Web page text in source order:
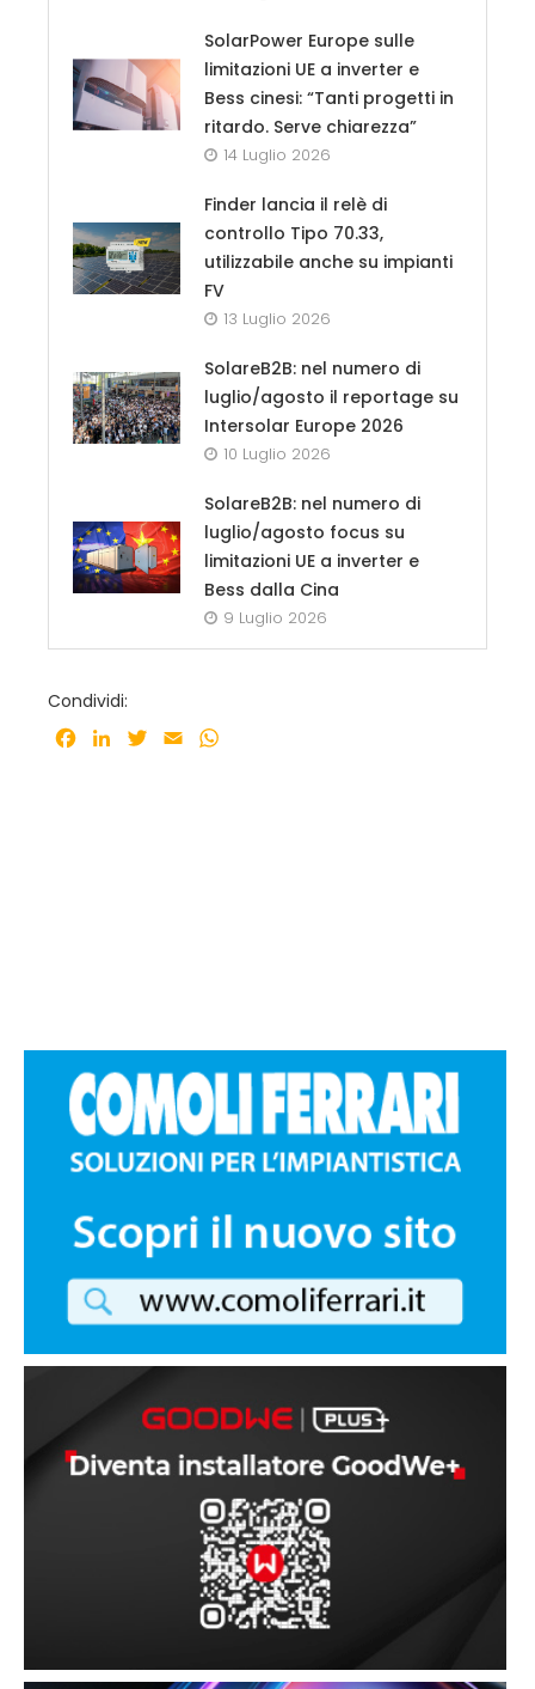
SolarPower Europe sulle
limitazioni UE a inverter e
Bess cinesi: “Tanti progetti in
ritardo. Serve chiarezza”
14 Luglio 2026
Finder lancia il relè di
controllo Tipo 70.33,
utilizzabile anche su impianti
FV
13 Luglio 2026
SolareB2B: nel numero di
luglio/agosto il reportage su
Intersolar Europe 2026
10 Luglio 2026
SolareB2B: nel numero di
luglio/agosto focus su
limitazioni UE a inverter e
Bess dalla Cina
9 Luglio 2026
Condividi:
Facebook
LinkedInTwitter
Email